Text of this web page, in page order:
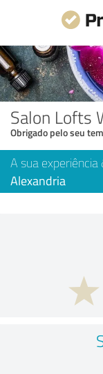
Salon Lofts
Obrigado pelo seu
A sua
Alexandria